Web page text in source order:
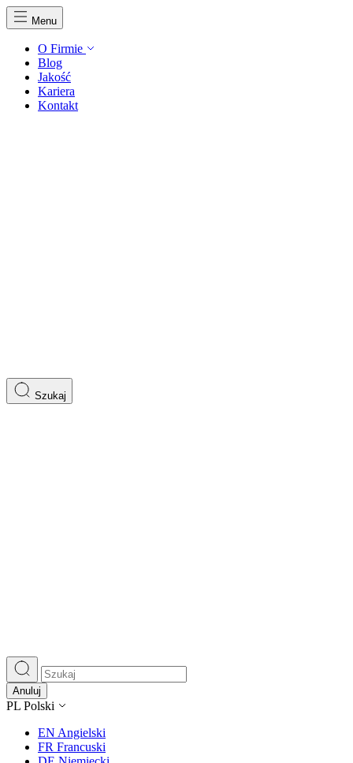
Menu
O Firmie
Blog
Jakość
Kariera
Kontakt
Szukaj
Anuluj
PL Polski
EN Angielski
FR Francuski